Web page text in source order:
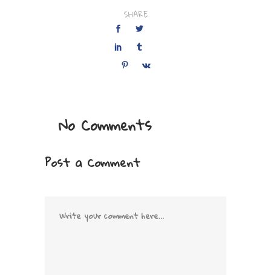
SHARE
No Comments
Post a Comment